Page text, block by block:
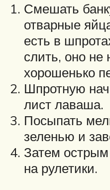
Смешать
отварные
есть в
слить, оно не
хорошенько
Шпротную
лист лаваша.
Посыпать
зеленью и
Затем
на рулетики.